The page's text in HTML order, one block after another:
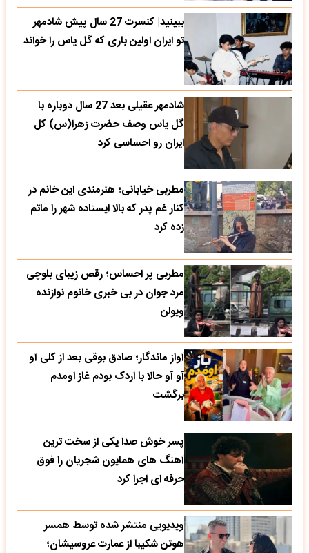
گل یاس وصف حضرت زهرا(س) کل
ایران رو احساسی کرد
مطربی خیابانی؛ هنرمندی این خانم در
زده کرد
مطربی پر احساس؛ رقص زیبای بلوچی
مرد جوان در بی خبری خانوم نوازنده
ویولن
آواز ماندگار؛ صادق بوقی بعد از کلی آو
آو آو حالا با اردک بودم غاز اومدم
برگشت
پسر خوش صدا یکی از سخت ترین
آهنگ های همایون شجریان را فوق
حرفه ای اجرا کرد
ویدیویی منتشر شده توسط همسر
هوتن شکیبا از عمارت عروسیشان؛
هوتن شکیبا ازدواج کرد؟